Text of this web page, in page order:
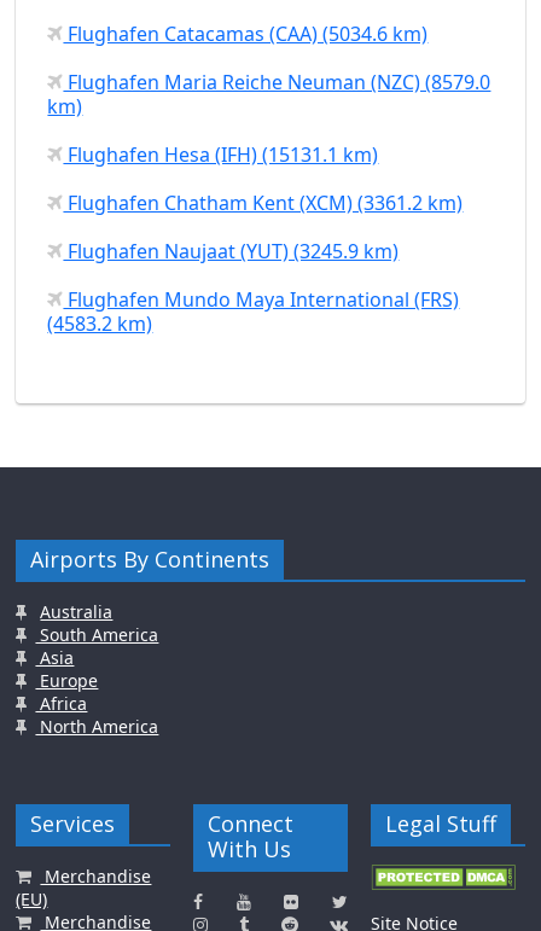
Flughafen Catacamas (CAA) (5034.6 km)
Flughafen Maria Reiche Neuman (NZC) (8579.0
km)
Flughafen Hesa (IFH) (15131.1 km)
Flughafen Chatham Kent (XCM) (3361.2 km)
Flughafen Naujaat (YUT) (3245.9 km)
Flughafen Mundo Maya International (FRS)
(4583.2 km)
Airports By Continents
Australia
South America
Asia
Europe
Africa
North America
Services
Merchandise
(EU)
Merchandise
Connect
With Us
Legal Stuff
Site Notice